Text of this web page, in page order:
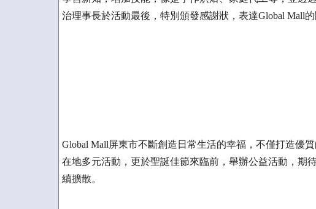
治理事長於活動最後，特別頒發感謝狀，表達Global Mall的
Global Mall屏東市不斷創造日常生活的幸福，不僅打造優
在地多元活動，更於聖誕佳節來臨前，舉辦公益活動，期
續擴散。